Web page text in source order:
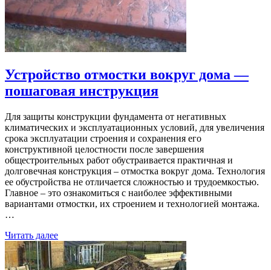
Устройство отмостки вокруг дома —
пошаговая инструкция
Для защиты конструкции фундамента от негативных
климатических и эксплуатационных условий, для увеличения
срока эксплуатации строения и сохранения его
конструктивной целостности после завершения
общестроительных работ обустраивается практичная и
долговечная конструкция – отмостка вокруг дома. Технология
ее обустройства не отличается сложностью и трудоемкостью.
Главное – это ознакомиться с наиболее эффективными
вариантами отмостки, их строением и технологией монтажа.
…
Читать далее